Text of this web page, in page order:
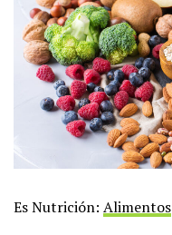
Es Nutrición: Alimentos